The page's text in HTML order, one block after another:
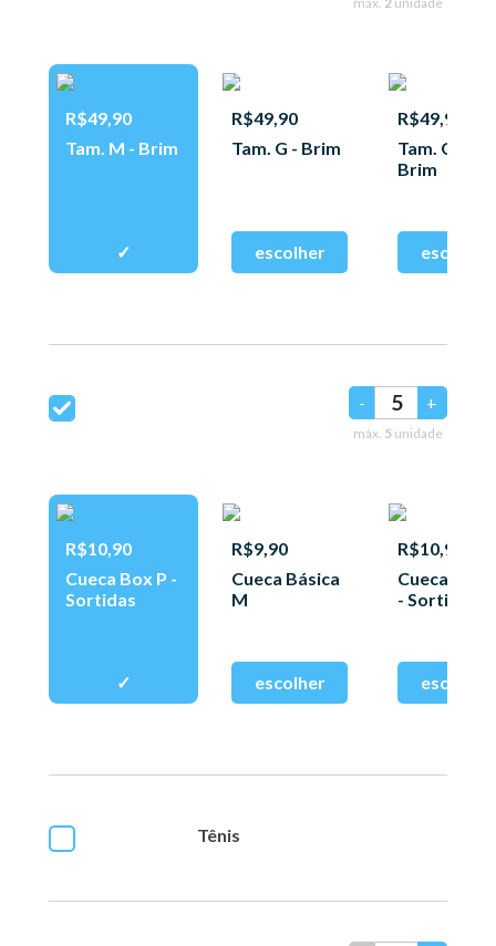
R$49,90
Tam. M - Brim
R$49,90
Tam. G - Brim
R$49,90
Tam. GG -
Brim
- +
máx. 5 unidade
R$10,90
Cueca Box P -
Sortidas
R$9,90
Cueca Básica
M
R$10,90
Cueca Box
- Sortidas
Tênis